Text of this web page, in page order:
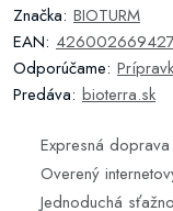
Značka: BIOTURM
EAN:
Odporúčame:
Predáva: bioterra.sk
Expresná doprava
Overený
Jednoduchá